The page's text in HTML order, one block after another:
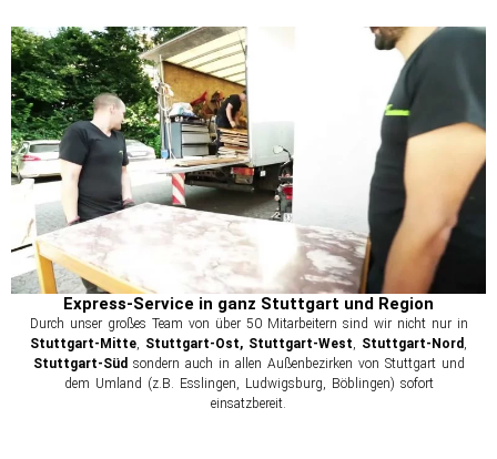
Express-Service in ganz Stuttgart und Region
Durch unser großes Team von über 50 Mitarbeitern sind wir nicht nur in
Stuttgart-Mitte
Stuttgart-Ost, Stuttgart-West Stuttgart-Nord
Stuttgart-Süd sondern auch in allen Außenbezirken von Stuttgart und
dem Umland (z.B. Esslingen, Ludwigsburg, Böblingen) sofort
einsatzbereit.